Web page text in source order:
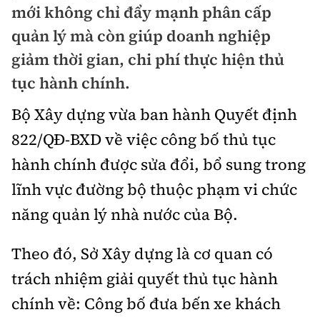
Chuyện dọc đường
Cải chính
Quy hoạch kiến trúc
Vật liệu xây dựng
Giám định chất lượng
Quản lý đô thị
Quản lý
Đường bộ
Hàng không
Đường sắt
Đăng kiểm
Đường sắt tốc độ cao
Hàng hải
Đường sắt đô thị
Kinh tế
Thị trường
Chứng khoán
Bảo hiểm
Doanh nghiệp
Pháp luật
Thanh tra
An ninh hình sự
Pháp đình
Hỏi - Đáp
An toàn giao thông
Giao thông 24h
ATGT địa phương
Văn hóa giao thông
Lái xe an toàn
Chung tay vì ATGT
Chất lượng sống
Giáo dục
Y tế
Đời sống
Lao động - Công đoàn
Văn hóa - Giải Trí
Điện ảnh
Thể thao
Bóng đá
Bình luận
Công nghệ
mới không chỉ đẩy mạnh phân cấp
quản lý mà còn giúp doanh nghiệp
giảm thời gian, chi phí thực hiện thủ
tục hành chính.
Bộ Xây dựng vừa ban hành Quyết định
822/QĐ-BXD về việc công bố thủ tục
hành chính được sửa đổi, bổ sung trong
lĩnh vực đường bộ thuộc phạm vi chức
năng quản lý nhà nước của Bộ.
Theo đó, Sở Xây dựng là cơ quan có
trách nhiệm giải quyết thủ tục hành
chính về: Công bố đưa bến xe khách